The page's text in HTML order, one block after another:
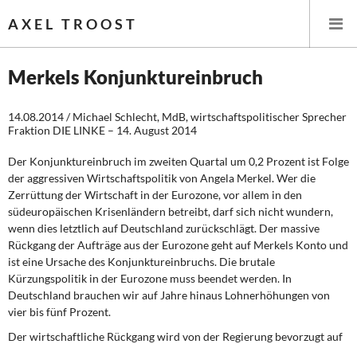
AXEL TROOST
Leitlinien linker Wirtschafts- und Finanzpolitik
Wirtschaftspolitik
Steuer- und Finanzpolitik
Öffentliche Infrastruktur und Daseinsvorsorge
Eurokrise und Griechenland
Merkels Konjunktureinbruch
14.08.2014 / Michael Schlecht, MdB, wirtschaftspolitischer Sprecher
Fraktion DIE LINKE – 14. August 2014
Der Konjunktureinbruch im zweiten Quartal um 0,2 Prozent ist Folge
der aggressiven Wirtschaftspolitik von Angela Merkel. Wer die
Zerrüttung der Wirtschaft in der Eurozone, vor allem in den
südeuropäischen Krisenländern betreibt, darf sich nicht wundern,
wenn dies letztlich auf Deutschland zurückschlägt. Der massive
Rückgang der Aufträge aus der Eurozone geht auf Merkels Konto und
ist eine Ursache des Konjunktureinbruchs. Die brutale
Kürzungspolitik in der Eurozone muss beendet werden. In
Deutschland brauchen wir auf Jahre hinaus Lohnerhöhungen von
vier bis fünf Prozent.
Der wirtschaftliche Rückgang wird von der Regierung bevorzugt auf